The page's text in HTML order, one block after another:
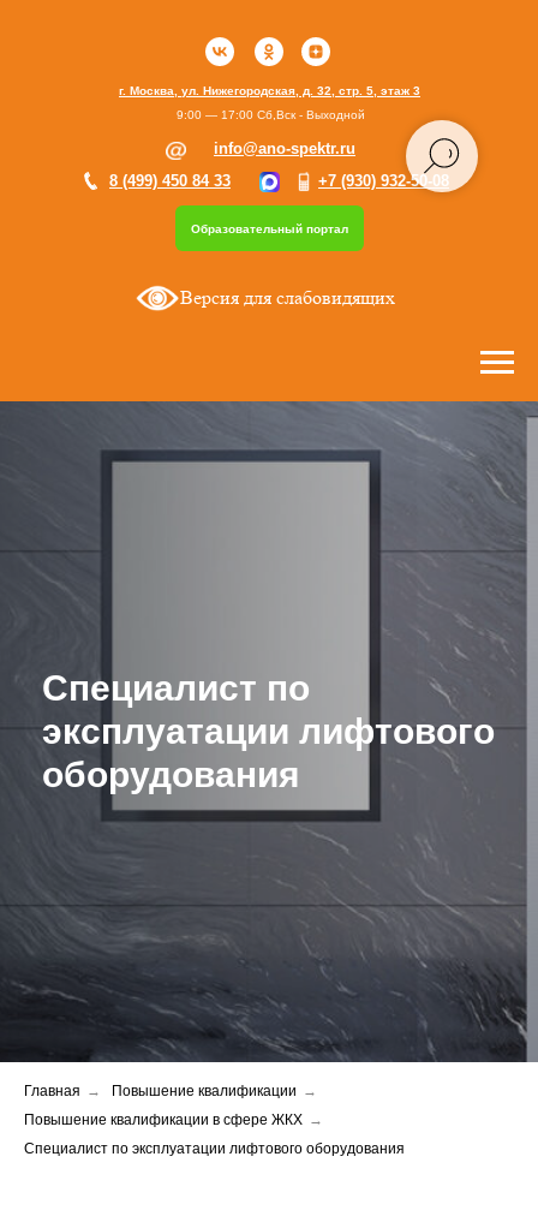
Образовательный портал
г. Москва, ул. Нижегородская, д. 32, стр. 5, этаж 3
+7 (930) 932-50-08
8 (499) 450 84 33
info@ano-spektr.ru
9:00 — 17:00 Сб,Вск - Выходной
Версия для слабовидящих
Специалист по
эксплуатации лифтового
оборудования
Главная → Повышение квалификации →
Повышение квалификации в сфере ЖКХ →
Специалист по эксплуатации лифтового оборудования